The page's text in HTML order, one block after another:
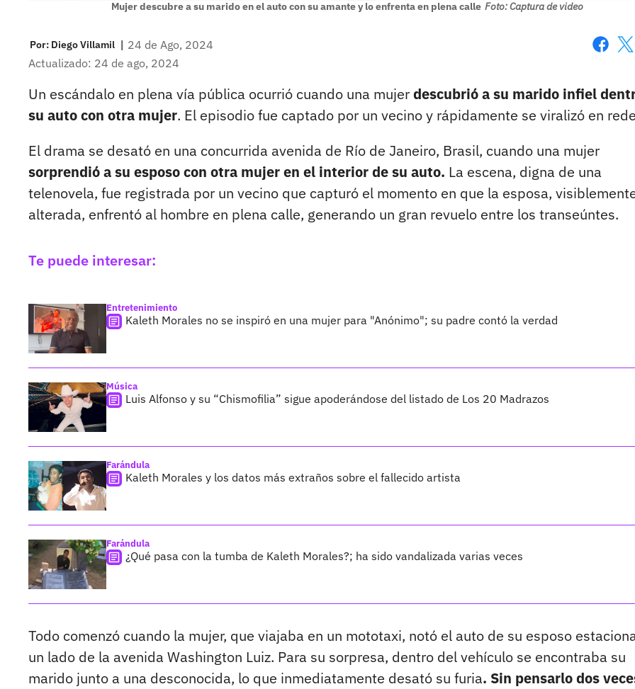
Mujer descubre a su marido en el auto con su amante y lo enfrenta en plena calle Foto: Captura de video
Por: Diego Villamil | 24 de Ago, 2024
Actualizado: 24 de ago, 2024
Un escándalo en plena vía pública ocurrió cuando una mujerdescubrió a su marido infiel
su auto con otra mujer. El episodio fue captado por un vecino y rápidamente se viralizó en
El drama se desató en una concurrida avenida de Río de Janeiro, Brasil, cuando una mujer
sorprendió a su esposo con otra mujer en el interior de su auto. La escena, digna de una
telenovela, fue registrada por un vecino que capturó el momento en que la esposa,
alterada, enfrentó al hombre en plena calle, generando un gran revuelo entre los transeúntes.
Te puede interesar:
Entretenimiento
Kaleth Morales no se inspiró en una mujer para "Anónimo"; su padre contó la verdad
Música
Luis Alfonso y su “Chismofilia” sigue apoderándose del listado de Los 20 Madrazos
Farándula
Kaleth Morales y los datos más extraños sobre el fallecido artista
Farándula
¿Qué pasa con la tumba de Kaleth Morales?; ha sido vandalizada varias veces
Todo comenzó cuando la mujer, que viajaba en un mototaxi, notó el auto de su esposo
un lado de la avenida Washington Luiz. Para su sorpresa, dentro del vehículo se encontraba su
marido junto a una desconocida, lo que inmediatamente desató su furia. Sin pensarlo dos